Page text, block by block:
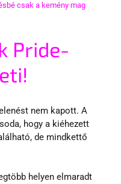
csak a kemény mag
Pride-
nem kapott. A
hogy a kiéhezett
de mindkettő
helyen elmaradt